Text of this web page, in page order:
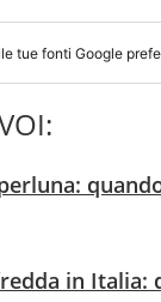
tue fonti Google
in Italia: